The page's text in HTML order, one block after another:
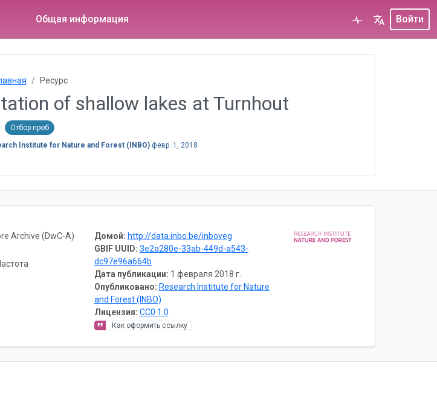
Общая информация Войти
Ресурс
of shallow lakes at Turnhout
Отбор проб
Institute for Nature and Forest (INBO) февр. 1, 2018
Домой: http://data.inbo.be/inboveg
GBIF UUID: 3e2a280e-33ab-449d-a543-
dc97e96a664b
Дата публикации: 1 февраля 2018 г.
Опубликовано: Research Institute for Nature
and Forest (INBO)
Лицензия: CC0 1.0
Как оформить ссылку
Archive (DwC-A)